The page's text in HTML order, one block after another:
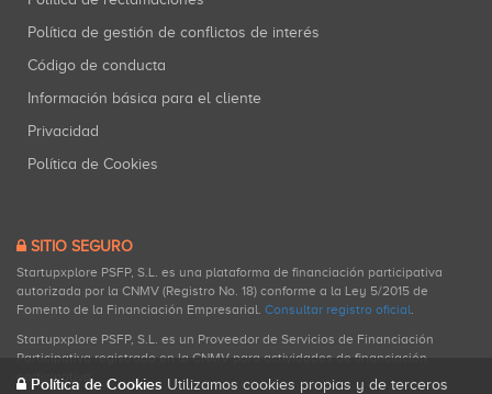
Política de gestión de conflictos de interés
Código de conducta
Información básica para el cliente
Privacidad
Política de Cookies
SITIO SEGURO
Startupxplore PSFP, S.L. es una plataforma de financiación participativa
autorizada por la CNMV (Registro No. 18) conforme a la Ley 5/2015 de
Fomento de la Financiación Empresarial. Consultar registro oficial.
Startupxplore PSFP, S.L. es un Proveedor de Servicios de Financiación
Participativa registrado en la CNMV para actividades de financiación
participativa.
Política de Cookies Utilizamos cookies propias y de terceros